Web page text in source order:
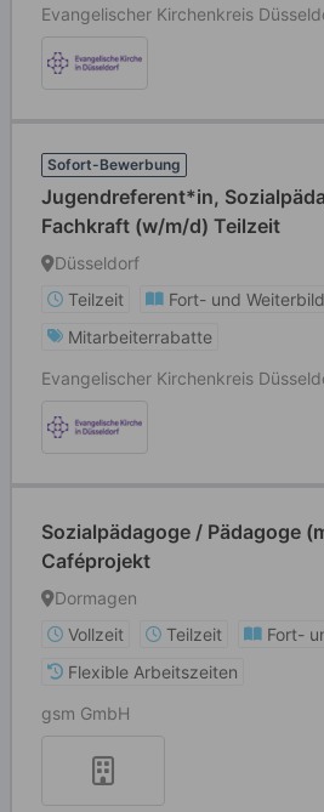
Evangelischer Kirchenkreis
Sofort-Bewerbung
Jugendreferent*in,
Fachkraft (w/m/d) Teilzeit
Düsseldorf
Teilzeit
Fort- und
Mitarbeiterrabatte
Evangelischer Kirchenkreis
Sozialpädagoge / Pädagoge
Caféprojekt
Dormagen
Vollzeit
Teilzeit
Fort-
Flexible Arbeitszeiten
gsm GmbH